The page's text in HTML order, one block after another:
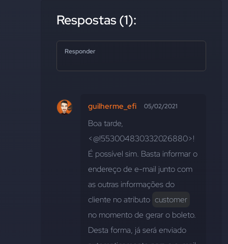
Respostas (1):
Responder
guilherme_efi 05/02/2021
Boa tarde,
<@!553004830332026880>!
É possível sim. Basta informar o
endereço de e-mail junto com
as outras informações do
cliente no atributo customer
no momento de gerar o boleto.
Desta forma, já será enviado